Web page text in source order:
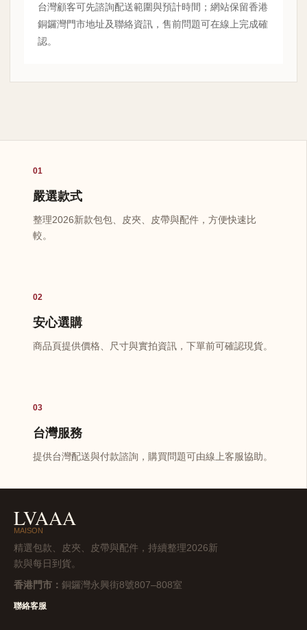
台灣顧客可先諮詢配送範圍與預計時間；網站保留香港
銅鑼灣門市地址及聯絡資訊，售前問題可在線上完成確
認。
01
嚴選款式
整理2026新款包包、皮夾、皮帶與配件，方便快速比
較。
02
安心選購
商品頁提供價格、尺寸與實拍資訊，下單前可確認現貨。
03
台灣服務
提供台灣配送與付款諮詢，購買問題可由線上客服協助。
LVAAA
MAISON
精選包款、皮夾、皮帶與配件，持續整理2026新
款與每日到貨。
香港門市： 銅鑼灣永興街8號807–808室
聯絡客服